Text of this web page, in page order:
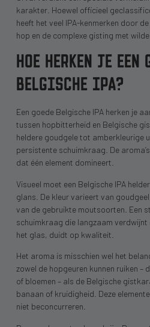
karakter. Hoewel officieel
heeft het veel IPA-kenmerken door
hop en de complexe gisting met wilde
HOE HERKEN JE EEN
BELGISCHE IPA?
Een goede Belgische IPA herken je
tussen hopbitterheid en Belgische
heldere goudgele tot amberkleurige
persistente schuimkraag. De
dat één element domineert.
Visueel moet een Belgische IPA
glans. De kleur varieert van
van de gebruikte moutsoorten. Een
schuimkraag die langzaam
het glas, duidt op kwaliteit.
Het aroma is misschien wel het
zowel de hopgeuren kunnen ruiken
of bloemen – als de Belgische
banaan of kruidigheid. Deze
niet beconcurreren.